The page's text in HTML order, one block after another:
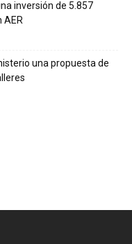
inversión de 5.857
AER
una propuesta de